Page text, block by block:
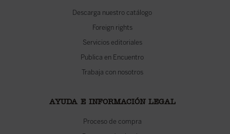
Descarga nuestro catálogo
Foreign rights
Servicios editoriales
Publica en Encuentro
Trabaja con nosotros
AYUDA E INFORMACIÓN LEGAL
Proceso de compra